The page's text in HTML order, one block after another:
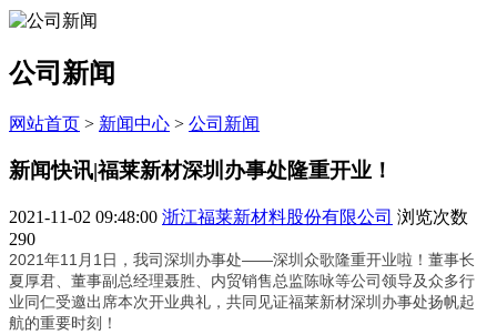
公司新闻
网站首页 > 新闻中心 > 公司新闻
新闻快讯|福莱新材深圳办事处隆重开业！
2021-11-02 09:48:00 浙江福莱新材料股份有限公司 浏览次数
290
2021年11月1日，我司深圳办事处——深圳众歌隆重开业啦！董事长
夏厚君、董事副总经理聂胜、内贸销售总监陈咏等公司领导及众多行
业同仁受邀出席本次开业典礼，共同见证福莱新材深圳办事处扬帆起
航的重要时刻！